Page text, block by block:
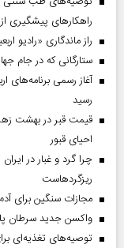
راهکارهای پیشگیری
راز ماندگاری «رادیو
ستارگانی که در جام جهانی ۲۰۲۶ بازی
رسید
احیای قبور
چرا گرد و غبار در
ریزگردهاست
مجازات سنگین برای
واکسن جدید سرطان